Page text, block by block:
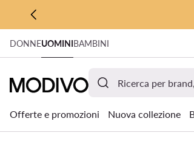
VAI AL CONTENUTO PRINCIPALE
VAI ALLA RICERCA
DONNEUOMINIBAMBINI
Offerte e promozioni Nuova collezione